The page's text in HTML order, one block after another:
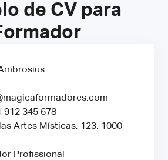
de CV para
912 345 678
Artes Místicas, 123, 1000-
Profissional